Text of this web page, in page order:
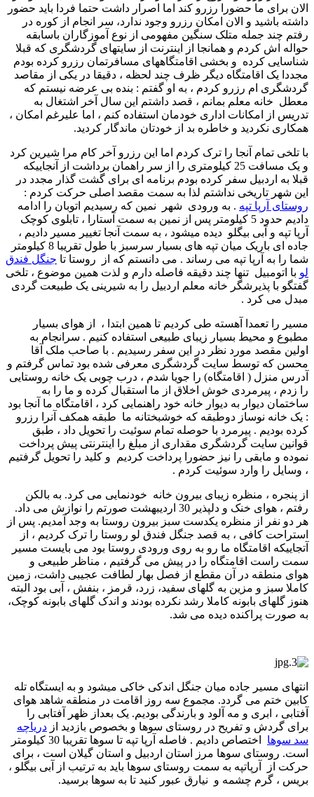
الان برای ما حضورا رزرو کند اما اصرار داشت حتما فردا باید حضور
داشته باشید و الان امکان رزرو وجود ندارد، سر انجام از کوره در
رفتم چند جمله متلک سنگین مفهومی از نوع آموزگاران باسابقه
حواله اش کردم و همانجا از اینترنت از سایتهای گردشگری که قبلا
شناسایی کرده و بخشی اقامتگاههای مسافرتمان رزرو کرده بودم
مجددا یک اقامتگاه دیگر ظرف چند لحظه ، دقیقا در یکی از مقاصد
گردشگری ام رزرو کردم ، به او گفتم : بنده بی عرضه نیستم که
معطل خانه معلم بمانم ، قصد داشتم این سال آخر اشتغال به
تدریس از امکانات اداری خودمان استفاده کنم ، اما علیرغم امکان ،
همکاری نکردید و خاطره بد از خودتان ماندگار کردید.
با تلخی تمام آنجا را ترک کردم اما این رزرو آخر کام مرا شیرین کرد
و یک مسافت 25 کیلومتری را از سر راهمان برداشت از آنجاییکه
قبلا به اردبیل سفر کرده بودم برنامه ای برای گشت گذار مجدد در
این شهر تاریخی نداشتم لذا به سمت مقصد اصلی حرکت کردم :
روستای آرپا تپه . به ورودی شهر نمین که رسیدیم اتوبان را ادامه
دادیم حدود 5 کیلومتر پس از نمین به سمت آستارا ، تابلوی کوچک
آرپا تپه و آبی بیگلو دیده میشود ، به سمت آنجا تغییر مسیر دادیم ،
جاده ای باریک میان تپه های بسیار سرسبز با طول تقریبا 8 کیلومتر
شما را به آرپا تپه می رساند . می دانستم که از روستا تا جنگل فندق
لو با اتومبیل تنها چند دقیقه فاصله دارم و لذت همین موضوع ، تلخی
گفتگو با پذیرشگر خانه معلم اردبیل را به شیرینی یک طبیعت گردی
مبدل می کرد .
مسیر را تعمدا آهسته طی کردیم تا همین ابتدا ، از هوای بسیار
مطبوع و محیط بسیار زیبای طبیعی استفاده کنیم . سرانجام به
اولین مقصد مورد نظر در این سفر رسیدیم . با صاحب ملک آقا
محسن که توسط سایت گردشگری معرفی شده بود تماس گرفتم و
آدرس منزل ( اقامتگاه) را جویا شدم ، درب چوبی یک خانه روستایی
را زدم ، پیرمردی خوش اخلاق از ما استقبال کرده و ما را به
ساختمان دیوار به دیوار خانه خود راهنمایی کرد ، اقامتگاه ما آنجا بود
: یک خانه نوساز دوطبقه که خوشبختانه ما طبقه همکف آنرا رزرو
کرده بودیم . پیرمرد با حوصله تمام سوئیت را تحویل داد ، طبق
قوانین سایت گردشگری مقداری از مبلغ را اینترنتی پیش پرداخت
نموده و مابقی را نیز حضورا پرداخت کردیم و کلید را تحویل گرفتیم
، وسایل را وارد سوئیت کردم .
از پنجره ، منظره زیبای بیرون خانه خودنمایی می کرد. به بالکن
رفتم ، هوای خنک و دلپذیر 30 اردیبهشت صورتم را نوازش می داد.
هر دو نفر از منظره یکدست سبز بیرون روستا به وجد آمدیم. پس از
استراحت کافی ، به قصد جنگل فندق لو روستا را ترک کردیم ، از
آتجاییکه اقامتگاه ما رو به روی ورودی روستا بود می بایست مسیر
سمت راست اقامتگاه را در پیش می گرفتیم ، مناظر طبیعی و
هوای منطقه در آن مقطع از فصل بهار لطافت عجیبی داشت، زمین
کاملا سبز و مزین به گلهای سفید، زرد، قرمز ، بنفش ، آبی بود البته
هنوز گلهای بابونه کاملا رشد نکرده بودند و اندک گلهای بابونه کوچک،
به صورت پراکنده دیده می شد.
انتهای مسیر جاده میان جنگل اندکی خاکی میشود و به ایستگاه تله
کابین ختم می گردد. مجموع سه روز اقامت در منطقه شاهد هوای
آفتابی ، ابری و مه آلود و بارندگی بودیم. یک بعداز ظهر آفتابی را
برای گردش و تفریح در روستای سوها و بخصوص بازدید از دریاچه
سد سوها
اختصاص دادیم . فاصله آرپا تپه تا سوها تقریبا 30 کیلومتر
است. روستای سوها مرز استان اردبیل و استان گیلان است ، برای
حرکت از آرپاتپه به سمت روستای سوها باید به ترتیب از آبی بیگلو ،
بریس ، گرم چشمه و نیارق عبور کنید تا به سوها برسید.